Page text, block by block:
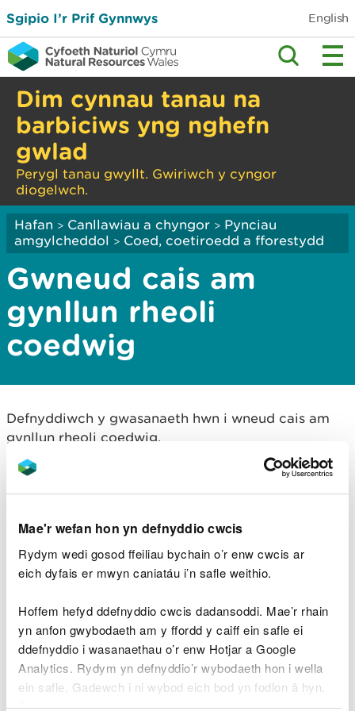
Mae'r wefan hon yn defnyddio cwcis
Rydym wedi gosod ffeiliau bychain o’r enw cwcis ar
eich dyfais er mwyn caniatáu i’n safle weithio.
Hoffem hefyd ddefnyddio cwcis dadansoddi. Mae’r rhain
yn anfon gwybodaeth am y ffordd y caiff ein safle ei
ddefnyddio i wasanaethau o’r enw Hotjar a Google
Analytics. Rydym yn defnyddio’r wybodaeth hon i wella
ein safle. Gadewch i ni wybod eich bod yn fodlon â hyn.
Byddwn yn defnyddio cwci i gadw eich dewis.
Sgipio I’r Prif Gynnwys English
Dim cynnau tanau na
barbiciws yng nghefn
gwlad
Perygl tanau gwyllt. Gwiriwch y cyngor
diogelwch.
Hafan > Canllawiau a chyngor > Pynciau
amgylcheddol > Coed, coetiroedd a fforestydd
Gwneud cais am
gynllun rheoli
coedwig
Defnyddiwch y gwasanaeth hwn i wneud cais am
gynllun rheoli coedwig.
Gall gymryd hyd at 13 wythnos i brosesu eich cais.
Mae hon yn amserlen statudol.
Peidiwch â dechrau cwympo unrhyw goed nes bod
gennych eich cynllun rheoli coedwig cymeradwy,
oni bai fod
esemptiad gennych .
Cyn i chi wneud cais
Paratoi popeth y mae ei angen arnom i asesu eich
cais am gynllun rheoli coedwig